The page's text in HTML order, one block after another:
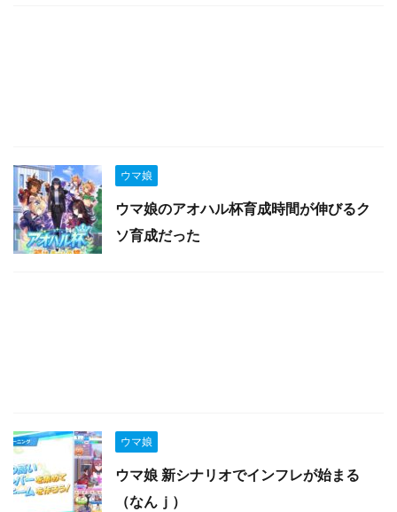
ウマ娘
ウマ娘のアオハル杯育成時間が伸びるク
ソ育成だった
ウマ娘
ウマ娘 新シナリオでインフレが始まる
（なんｊ）